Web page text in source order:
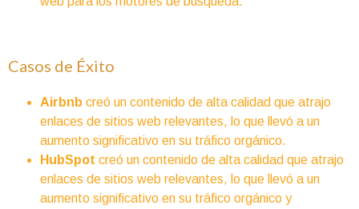
Casos de Éxito
Airbnb creó un contenido de alta calidad que atrajo
enlaces de sitios web relevantes, lo que llevó a un
aumento significativo en su tráfico orgánico.
HubSpot creó un contenido de alta calidad que atrajo
enlaces de sitios web relevantes, lo que llevó a un
aumento significativo en su tráfico orgánico y